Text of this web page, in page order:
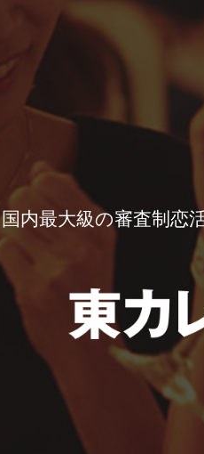
国内最大級の審査制恋